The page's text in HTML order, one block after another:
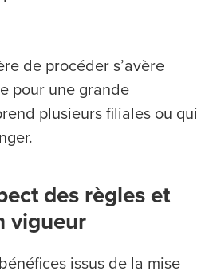
de procéder s’avère
pour une grande
plusieurs filiales ou qui
des règles et
vigueur
issus de la mise